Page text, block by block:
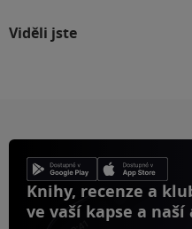
Viděli jste
Knihy, recenze a
ve vaší kapse a naší